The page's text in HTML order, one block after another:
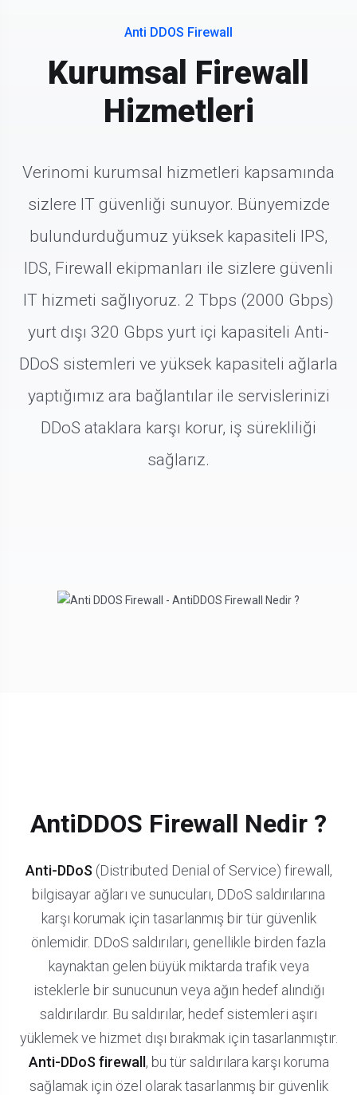
Anti DDOS Firewall
Kurumsal Firewall
Hizmetleri
Verinomi kurumsal hizmetleri kapsamında
sizlere IT güvenliği sunuyor. Bünyemizde
bulundurduğumuz yüksek kapasiteli IPS,
IDS, Firewall ekipmanları ile sizlere güvenli
IT hizmeti sağlıyoruz. 2 Tbps (2000 Gbps)
yurt dışı 320 Gbps yurt içi kapasiteli Anti-
DDoS sistemleri ve yüksek kapasiteli ağlarla
yaptığımız ara bağlantılar ile servislerinizi
DDoS ataklara karşı korur, iş sürekliliği
sağlarız.
AntiDDOS Firewall Nedir ?
Anti-DDoS (Distributed Denial of Service) firewall,
bilgisayar ağları ve sunucuları, DDoS saldırılarına
karşı korumak için tasarlanmış bir tür güvenlik
önlemidir. DDoS saldırıları, genellikle birden fazla
kaynaktan gelen büyük miktarda trafik veya
isteklerle bir sunucunun veya ağın hedef alındığı
saldırılardır. Bu saldırılar, hedef sistemleri aşırı
yüklemek ve hizmet dışı bırakmak için tasarlanmıştır.
Anti-DDoS firewall , bu tür saldırılara karşı koruma
sağlamak için özel olarak tasarlanmış bir güvenlik